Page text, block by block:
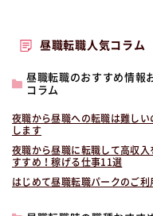
昼職転職人気コラム
昼職転職のおすすめ情報
コラム
夜職から昼職への転職は難しい
します
夜職から昼職に転職して高収入
すすめ！稼げる仕事11選
はじめて昼職転職パークのご利